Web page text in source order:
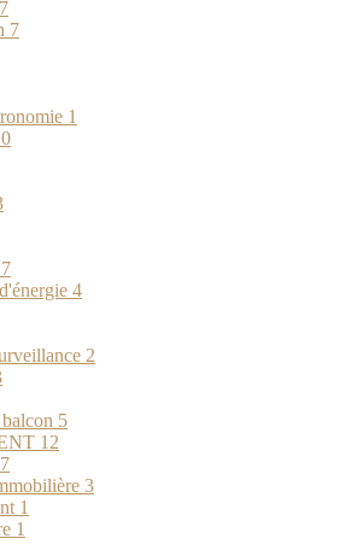
7
7
1
7
4
2
5
12
3
1
1